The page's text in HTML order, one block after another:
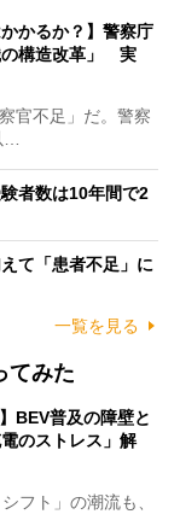
かるか？】警察庁
の構造改革」 実
官不足」だ。警察
者数は10年間で2
て「患者不足」に
一覧を見る
てみた
BEV普及の障壁と
のストレス」解
フト」の潮流も、